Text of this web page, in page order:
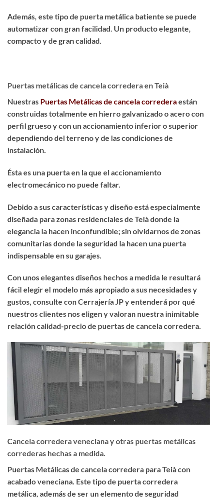
Además, este tipo de puerta metálica batiente se puede
automatizar con gran facilidad. Un productoelegante,
compacto y de gran calidad.
Puertas metálicas de cancela corredera en Teià
Nuestras Puertas Metálicas de cancela correderaestán
construidas totalmente en hierro galvanizado o acero con
perfil grueso y con un accionamiento inferior o superior
dependiendo del terreno y de las condiciones de
instalación.
Ésta es una puerta en la que el accionamiento
electromecánico no puede faltar.
Debido a sus características y diseño está especialmente
diseñada para zonas residenciales de Teià donde la
elegancia la hacen inconfundible; sin olvidarnos de zonas
comunitarias donde la seguridad la hacen una puerta
indispensable en su garajes.
Con unos elegantes diseños hechos a medida le resultará
fácil elegir el modelo más apropiado a sus necesidades y
gustos, consulte con Cerrajería JP y entenderá por qué
nuestros clientes nos eligen y valoran nuestra inimitable
relación calidad-precio de puertas de cancela corredera.
Cancela corredera veneciana y otras puertas metálicas
correderas hechas a medida.
Puertas Metálicas de cancela corredera para Teià con
acabado veneciana. Este tipo de puerta corredera
metálica, además de ser un elemento de seguridad